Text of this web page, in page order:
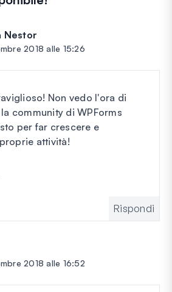
Nestor
2018 alle 15:26
Non vedo l'ora di
community di WPForms
per far crescere e
attività!
Rispondi
2018 alle 16:52